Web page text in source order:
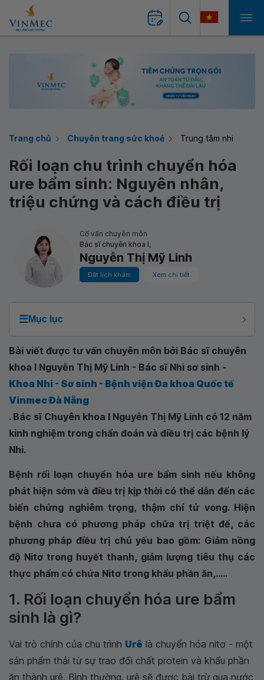
Trang chủ Chuyên trang sức khoẻ Trung tâm nhi
Rối loạn chu trình chuyển hóa
ure bẩm sinh: Nguyên nhân,
triệu chứng và cách điều trị
Cố vấn chuyên môn
Bác sĩ chuyên khoa I,
Nguyễn Thị Mỹ Linh
Đặt lịch khám Xem chi tiết
☰Mục lục
Bài viết được tư vấn chuyên môn bởi Bác sĩ chuyên
khoa I Nguyễn Thị Mỹ Linh - Bác sĩ Nhi sơ sinh -
Khoa Nhi - Sơ sinh - Bệnh viện Đa khoa Quốc tế
Vinmec Đà Nẵng
. Bác sĩ Chuyên khoa I Nguyễn Thị Mỹ Linh có 12 năm
kinh nghiệm trong chẩn đoán và điều trị các bệnh lý
Nhi.
Bệnh rối loạn chuyển hóa ure bẩm sinh nếu không
phát hiện sớm và điều trị kịp thời có thể dẫn đến các
biến chứng nghiêm trọng, thậm chí tử vong. Hiện
bệnh chưa có phương pháp chữa trị triệt để, các
phương pháp điều trị chủ yếu bao gồm: Giảm nồng
độ Nitơ trong huyết thanh, giảm lượng tiêu thụ các
thực phẩm có chứa Nitơ trong khẩu phần ăn,.....
1. Rối loạn chuyển hóa ure bẩm
sinh là gì?
Vai trò chính của chu trình Urê là chuyển hóa nitơ - một
sản phẩm thải từ sự trao đổi chất protein và khẩu phần
ăn thành urê. Bình thường, urê sẽ được bài trừ qua nước